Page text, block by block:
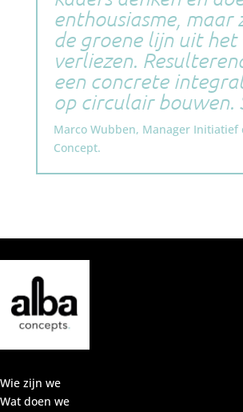
enthousiasme, maar
de groene lijn uit het
verliezen.
een concrete
op circulair bouwen.
Marco Wubben, Manager Initiatief
Concept.
Wie zijn we
Wat doen we